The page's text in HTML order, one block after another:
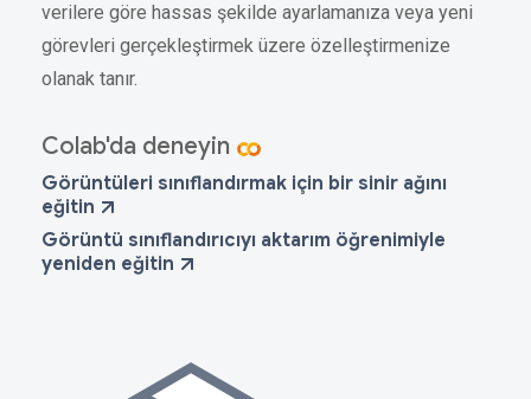
verilere göre hassas şekilde ayarlamanıza veya yeni
görevleri gerçekleştirmek üzere özelleştirmenize
olanak tanır.
Colab'da deneyin
Görüntüleri sınıflandırmak için bir sinir ağını
eğitin
Görüntü sınıflandırıcıyı aktarım öğrenimiyle
yeniden eğitin